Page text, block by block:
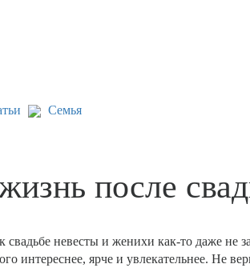
Семья
после
свадьбе невесты и женихи как-то даже не
интереснее, ярче и увлекательнее. Не